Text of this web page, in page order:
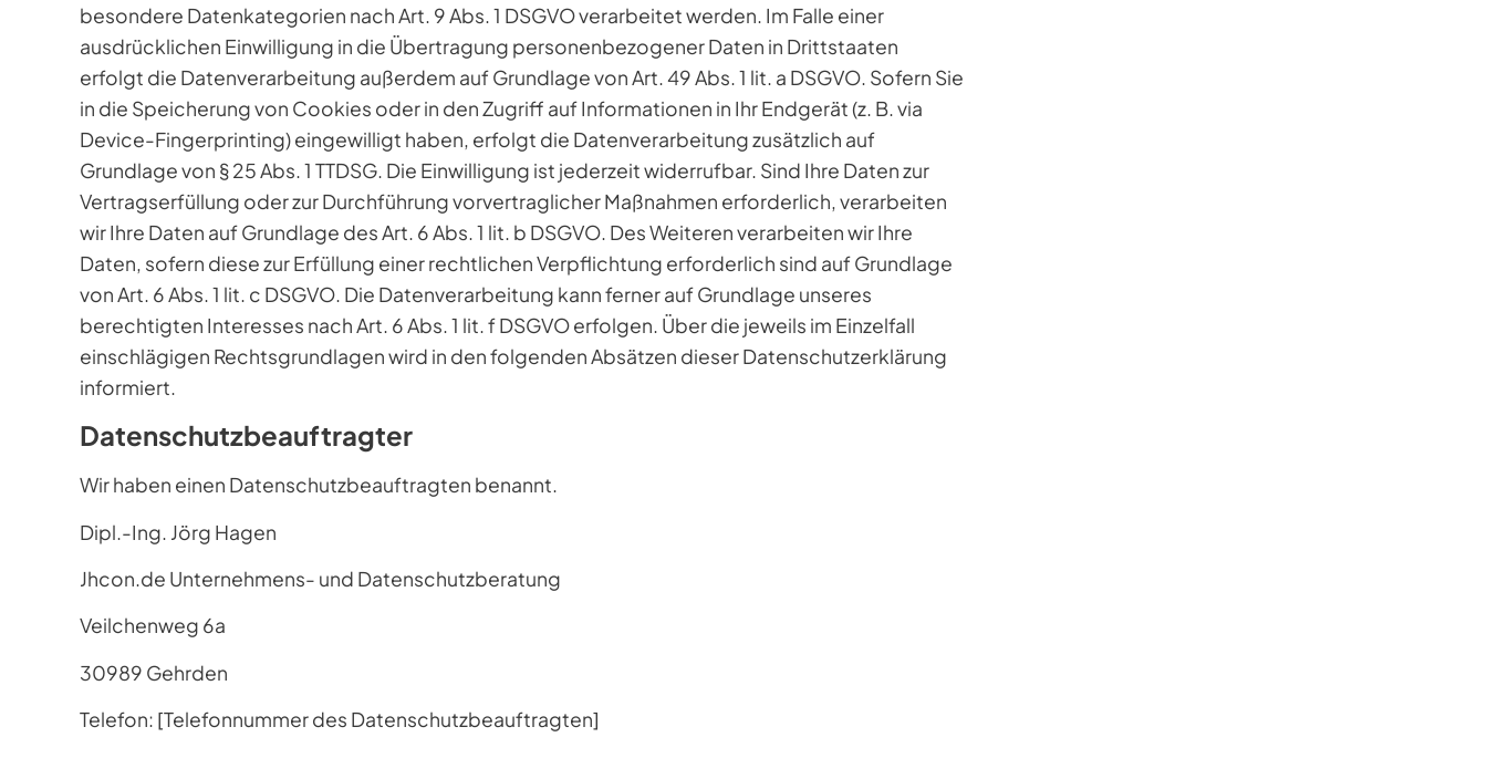
besondere Datenkategorien nach Art. 9 Abs. 1 DSGVO verarbeitet werden. Im Falle einer
ausdrücklichen Einwilligung in die Übertragung personenbezogener Daten in Drittstaaten
erfolgt die Datenverarbeitung außerdem auf Grundlage von Art. 49 Abs. 1 lit. a DSGVO. Sofern Sie
in die Speicherung von Cookies oder in den Zugriff auf Informationen in Ihr Endgerät (z. B. via
Device-Fingerprinting) eingewilligt haben, erfolgt die Datenverarbeitung zusätzlich auf
Grundlage von § 25 Abs. 1 TTDSG. Die Einwilligung ist jederzeit widerrufbar. Sind Ihre Daten zur
Vertragserfüllung oder zur Durchführung vorvertraglicher Maßnahmen erforderlich, verarbeiten
wir Ihre Daten auf Grundlage des Art. 6 Abs. 1 lit. b DSGVO. Des Weiteren verarbeiten wir Ihre
Daten, sofern diese zur Erfüllung einer rechtlichen Verpflichtung erforderlich sind auf Grundlage
von Art. 6 Abs. 1 lit. c DSGVO. Die Datenverarbeitung kann ferner auf Grundlage unseres
berechtigten Interesses nach Art. 6 Abs. 1 lit. f DSGVO erfolgen. Über die jeweils im Einzelfall
einschlägigen Rechtsgrundlagen wird in den folgenden Absätzen dieser Datenschutzerklärung
informiert.
Datenschutz­beauftragter
Wir haben einen Datenschutzbeauftragten benannt.
Dipl.-Ing. Jörg Hagen
Jhcon.de Unternehmens- und Datenschutzberatung
Veilchenweg 6a
30989 Gehrden
Telefon: [Telefonnummer des Datenschutzbeauftragten]